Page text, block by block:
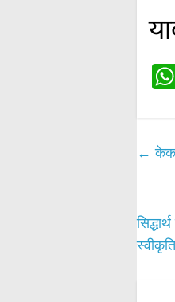
← केक